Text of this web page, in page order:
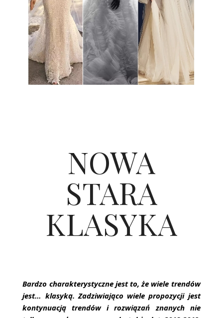
NOWA
STARA
KLASYKA
Bardzo charakterystyczne jest to, że wiele trendów
jest… klasyką. Zadziwiająco wiele propozycji jest
kontynuacją trendów i rozwiązań znanych nie